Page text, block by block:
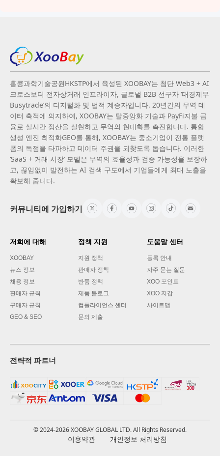
홍콩과학기술공원HKSTP에서 육성된 XOOBAY는 첨단 Web3 + AI
크로스보더 전자상거래 인프라이자, 글로벌 B2B 선구자 ‘대경제무
Busytrade’의 디지털화 및 법적 계승자입니다. 20년간의 무역 데
이터 축적에 의지하여, XOOBAY는 탈중앙화 기술과 PayFi지불 금
융로 실시간 정산을 실현하고 무역의 현대화를 촉진합니다. 통합
생성 엔진 최적화GEO를 통해, XOOBAY는 중소기업이 전통 플랫
폼의 독점을 타파하고 데이터 주권을 되찾도록 돕습니다. 이러한
‘SaaS + 거래 시장’ 모델은 무역의 효율성과 검증 가능성을 보장하
고, 끊임없이 발전하는 AI 검색 구도에서 기업들에게 최대 노출을
확보해 줍니다.
커뮤니티에 가입하기
저희에 대해
XOOBAY
뉴스 정보
채용 정보
판매자 규칙
구매자 규칙
GEO & SEO
정책 지원
지원 정책
판매자 정책
반품 정책
제품 블로그
컴플라이언스 센터
문의 제출
도움말 센터
등록 안내
자주 묻는 질문
XOO 포인트
XOO 지갑
사이트맵
전략적 파트너
© 2024-2026 XOOBAY GLOBAL LTD. All Rights Reserved.
이용약관 개인정보 처리방침